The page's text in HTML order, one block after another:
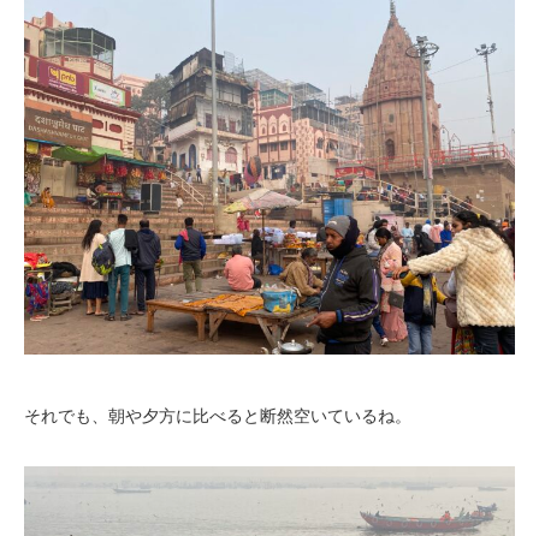
それでも、朝や夕方に比べると断然空いているね。